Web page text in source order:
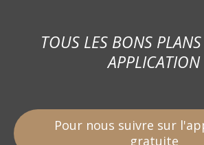
TOUS LES BONS
APPLICATION
Pour nous suivre sur
gratuite